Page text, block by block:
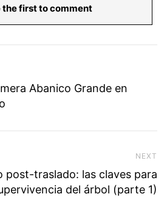
the first to comment
Abanico Grande en
NEXT
post-traslado: las claves para
del árbol (parte 1)